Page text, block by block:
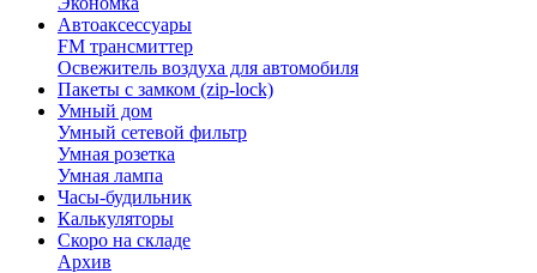
Автоаксессуары
FM трансмиттер
Освежитель воздуха для автомобиля
Пакеты с замком (zip-lock)
Умный дом
Умный сетевой фильтр
Умная розетка
Умная лампа
Часы-будильник
Калькуляторы
Скоро на складе
Архив